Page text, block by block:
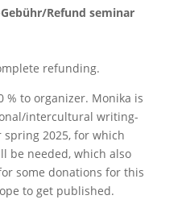
Refund seminar
refunding.
% to organizer. Monika is
intercultural writing-
2025, for which
be needed, which also
some donations for this
to get published.